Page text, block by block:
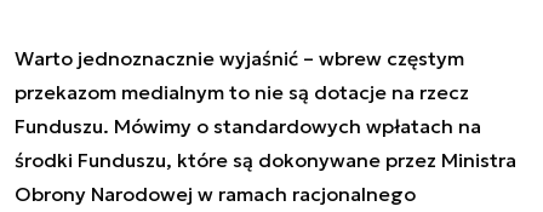
Warto jednoznacznie wyjaśnić – wbrew częstym
przekazom medialnym to nie są dotacje na rzecz
Funduszu. Mówimy o standardowych wpłatach na
środki Funduszu, które są dokonywane przez Ministra
Obrony Narodowej w ramach racjonalnego